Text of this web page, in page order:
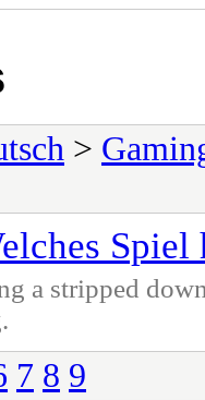
>
a stripped
7 8 9